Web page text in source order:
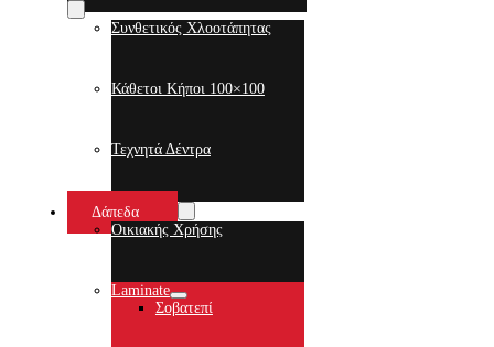
Συνθετικός Χλοοτάπητας
Κάθετοι Κήποι 100×100
Τεχνητά Δέντρα
Δάπεδα
Οικιακής Χρήσης
Laminate
Σοβατεπί